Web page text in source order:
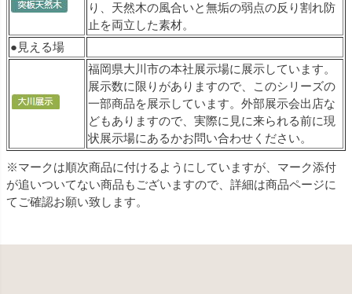
り、天然木の風合いと無垢の弱点の反り割れ防
止を両立した素材。
●見える場
福岡県大川市の本社展示場に展示しています。
展示数に限りがありますので、このシリーズの
一部商品を展示しています。外部展示会出店な
どもありますので、実際に見に来られる前に現
状展示場にあるかお問い合わせください。
※マークは順次商品に付けるようにしていますが、マーク添付
が追いついてない商品もございますので、詳細は商品ページに
てご確認お願い致します。